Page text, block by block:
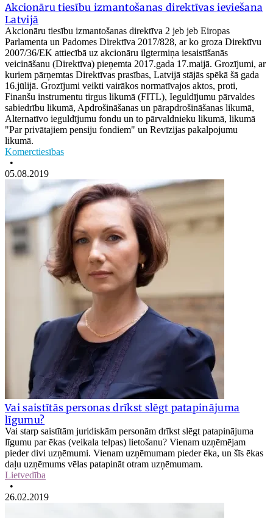
Akcionāru tiesību izmantošanas direktīvas ieviešana
Latvijā
Akcionāru tiesību izmantošanas direktīva 2 jeb jeb Eiropas
Parlamenta un Padomes Direktīva 2017/828, ar ko groza Direktīvu
2007/36/EK attiecībā uz akcionāru ilgtermiņa iesaistīšanās
veicināšanu (Direktīva) pieņemta 2017.gada 17.maijā. Grozījumi, ar
kuriem pārņemtas Direktīvas prasības, Latvijā stājās spēkā šā gada
16.jūlijā. Grozījumi veikti vairākos normatīvajos aktos, proti,
Finanšu instrumentu tirgus likumā (FITL), Ieguldījumu pārvaldes
sabiedrību likumā, Apdrošināšanas un pārapdrošināšanas likumā,
Alternatīvo ieguldījumu fondu un to pārvaldnieku likumā, likumā
"Par privātajiem pensiju fondiem" un Revīzijas pakalpojumu
likumā.
Komerctiesības
•
05.08.2019
Vai saistītās personas drīkst slēgt patapinājuma
līgumu?
Vai starp saistītām juridiskām personām drīkst slēgt patapinājuma
līgumu par ēkas (veikala telpas) lietošanu? Vienam uzņēmējam
pieder divi uzņēmumi. Vienam uzņēmumam pieder ēka, un šīs ēkas
daļu uzņēmums vēlas patapināt otram uzņēmumam.
Lietvedība
•
26.02.2019